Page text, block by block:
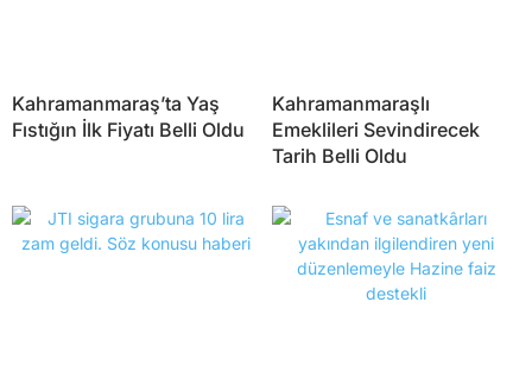
Kahramanmaraş’ta Yaş
Fıstığın İlk Fiyatı Belli Oldu
Kahramanmaraşlı
Emeklileri Sevindirecek
Tarih Belli Oldu